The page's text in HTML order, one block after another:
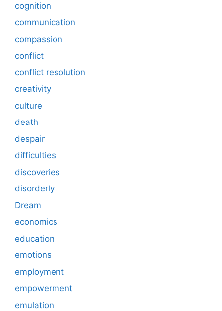
cognition
communication
compassion
conflict
conflict resolution
creativity
culture
death
despair
difficulties
discoveries
disorderly
Dream
economics
education
emotions
employment
empowerment
emulation